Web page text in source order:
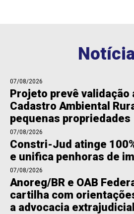
07/08/2026
Projeto prevê validação
Cadastro Ambiental
pequenas propriedades
07/08/2026
Constri-Jud atinge
e unifica penhoras de
07/08/2026
Anoreg/BR e OAB
cartilha com
a advocacia extrajudicial